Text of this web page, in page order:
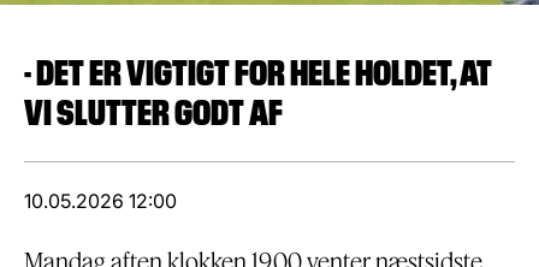
- DET ER VIGTIGT FOR HELE HOLDET, AT
VI SLUTTER GODT AF
10.05.2026 12:00